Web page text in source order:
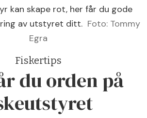
kan skape rot, her får du gode
av utstyret ditt. Foto: Tommy
Egra
Fiskertips
du orden på